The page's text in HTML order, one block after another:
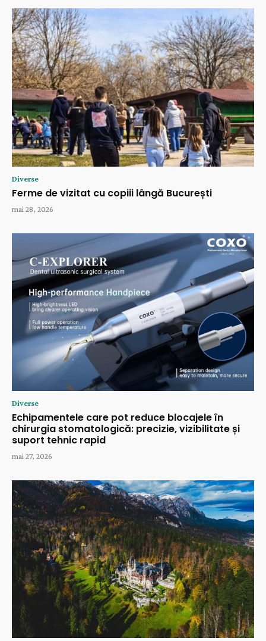
Diverse
Ferme de vizitat cu copiii lângă București
mai 28, 2026
Diverse
Echipamentele care pot reduce blocajele în
chirurgia stomatologică: precizie, vizibilitate și
suport tehnic rapid
mai 27, 2026